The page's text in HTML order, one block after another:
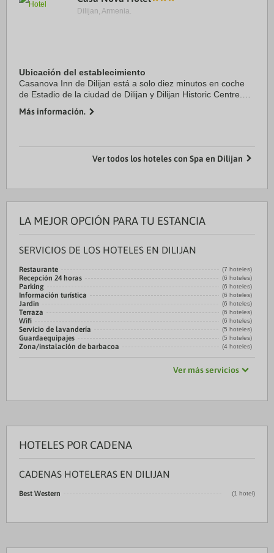
Dilijan, Armenia.
Ubicación del establecimiento
Casanova Inn de Dilijan está a solo diez minutos en coche
de Estadio de la ciudad de Dilijan y Dilijan Historic Centre.
Monasterio de ...
Más información.
Ver todos los hoteles con Spa en Dilijan
LA MEJOR OPCIÓN PARA TU ESTANCIA
SERVICIOS DE LOS HOTELES EN DILIJAN
Restaurante (7 hoteles)
Recepción 24 horas (6 hoteles)
Parking (6 hoteles)
Información turística (6 hoteles)
Jardin (6 hoteles)
Terraza (6 hoteles)
Wifi (6 hoteles)
Servicio de lavandería (5 hoteles)
Guardaequipajes (5 hoteles)
Zona/instalación de barbacoa (4 hoteles)
Ver más servicios
HOTELES POR CADENA
CADENAS HOTELERAS EN DILIJAN
Best Western (1 hotel)